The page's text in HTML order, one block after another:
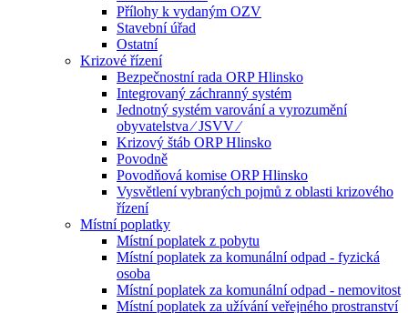
Přílohy k vydaným OZV
Stavební úřad
Ostatní
Krizové řízení
Bezpečnostní rada ORP Hlinsko
Integrovaný záchranný systém
Jednotný systém varování a vyrozumění
obyvatelstva ⁄ JSVV ⁄
Krizový štáb ORP Hlinsko
Povodně
Povodňová komise ORP Hlinsko
Vysvětlení vybraných pojmů z oblasti krizového
řízení
Místní poplatky
Místní poplatek z pobytu
Místní poplatek za komunální odpad - fyzická
osoba
Místní poplatek za komunální odpad - nemovitost
Místní poplatek za užívání veřejného prostranství